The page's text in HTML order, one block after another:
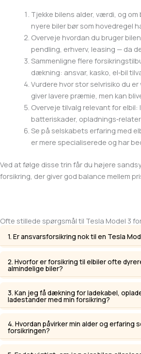
Tjekke bilens alder, værdi, og
nyere biler bør som hovedregel
Overveje hvordan du bruger
pendling, erhverv, leasing — da
Sammenligne flere
dækning: ansvar, kasko, el‑bil
Vurdere hvor stor selvrisiko du er
giver lavere præmie, men kan
Overveje tilvalg relevant for elbil:
batteriskader,
Se på selskabets erfaring med
er mere specialiserede og har
Ved at følge disse trin får du højere
forsikring, der giver god balance mellem
Ofte stillede spørgsmål til Tesla Model 3
1. Er ansvarsforsikring nok til en Tesla
Ansvarsforsikring er lovpligtig og dækker
andre personer eller deres ting. Men fordi
høj værdi og kan få dyre reparationer ved
genanskaffelsesværdi.
2. Hvorfor er forsikring til elbiler ofte
almindelige biler?
Elbiler har typisk en højere købspris, dyrere
batteri og elektronik) og reparationer
værksteder og teknikere. Det giver en
præmien på elbilforsikringen.
3. Kan jeg få dækning for ladekabel,
ladestander med min forsikring?
Ja, flere forsikringsselskaber tilbyder
omfatter skader på ladekabler, adaptere
hjemme og på farten. Nogle løsninger
4. Hvordan påvirker min alder og erfaring
forsikringen?
Forsikringsselskaber tager højde for både